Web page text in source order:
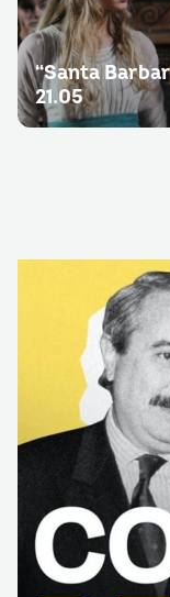
“Santa
21.05